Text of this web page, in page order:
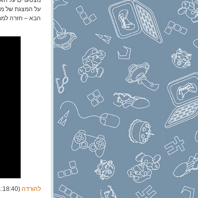
על המצגת של
הבא – חזרה
להורדה (1:18:40, 108 מגה)